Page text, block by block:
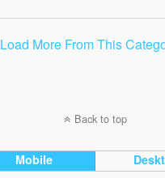
Load More From This
Back to top
Mobile